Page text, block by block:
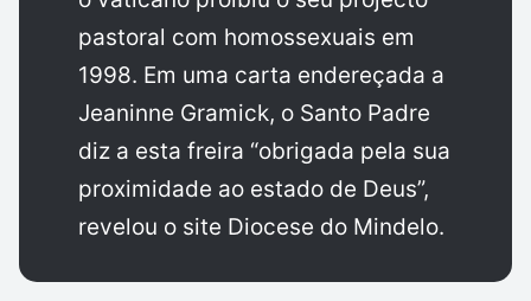
pastoral com homossexuais em
1998. Em uma carta endereçada a
Jeaninne Gramick, o Santo Padre
diz a esta freira “obrigada pela sua
proximidade ao estado de Deus”,
revelou o site Diocese do Mindelo.